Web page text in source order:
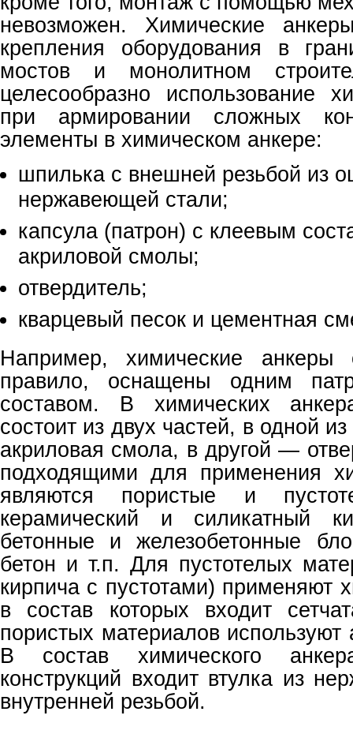
невозможен. Химические
крепления оборудования в
мостов и монолитном
целесообразно использование
при армировании сложных
элементы в химическом анкере:
шпилька с внешней резьбой из
нержавеющей стали;
капсула (патрон) с клеевым
акриловой смолы;
отвердитель;
кварцевый песок и цементная
Например, химические анкеры
правило, оснащены одним
составом. В химических
состоит из двух частей, в одной
акриловая смола, в другой —
подходящими для применения
являются пористые и
керамический и силикатный
бетонные и железобетонные
бетон и т.п. Для пустотелых
кирпича с пустотами) применяют
в состав которых входит
пористых материалов используют
В состав химического
конструкций входит втулка из
внутренней резьбой.